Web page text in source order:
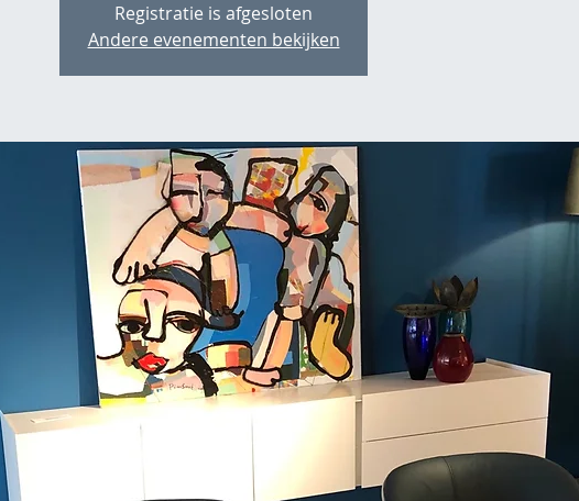
Registratie is afgesloten
Andere evenementen bekijken